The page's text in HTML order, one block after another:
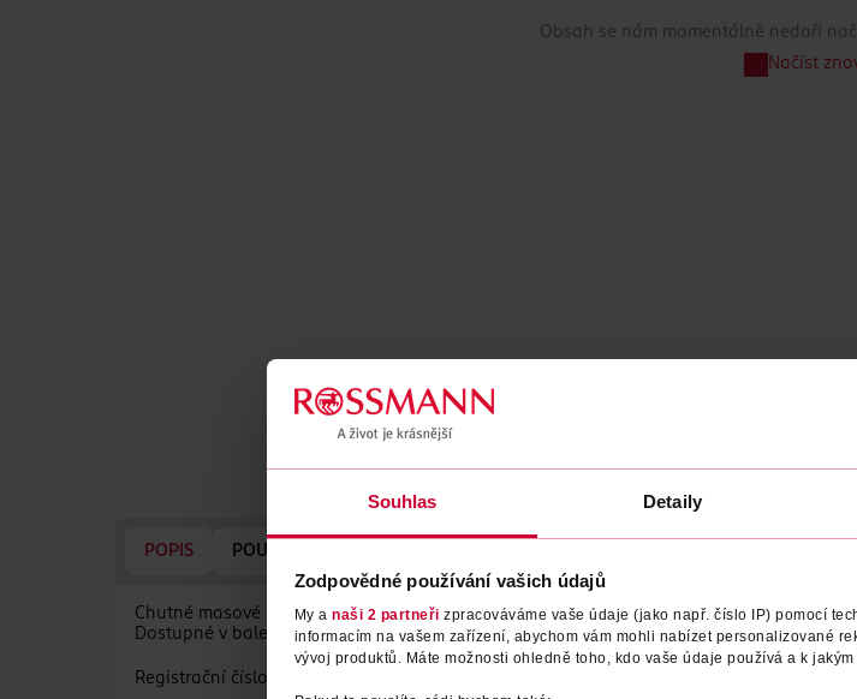
Souhlas Detaily
Zodpovědné používání vašich údajů
My a naši 2 partneři zpracováváme vaše údaje (jako např. číslo IP) pomocí
informacím na vašem zařízení, abychom vám mohli nabízet personalizované
vývoj produktů. Máte možnosti ohledně toho, kdo vaše údaje používá a k jakým
Obsah se nám momentálně nedaří
Načíst
POPIS POUŽITÍ
Chutné masové vločky pečlivě připravené v báječném želé, které se rozpouští na
Dostupné v balení po 85 g.
Registrační číslo: CZ 800216-01.